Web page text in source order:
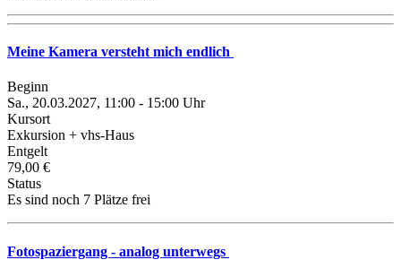
Meine Kamera versteht mich endlich
Beginn
Sa., 20.03.2027, 11:00 - 15:00 Uhr
Kursort
Exkursion + vhs-Haus
Entgelt
79,00 €
Status
Es sind noch 7 Plätze frei
Fotospaziergang - analog unterwegs